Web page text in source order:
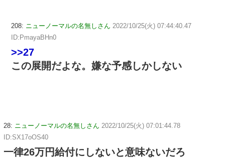
208: ニューノーマルの名無しさん 2022/10/25(火) 07:44:40.47
ID:PmayaBHn0
>>27
この展開だよな。嫌な予感しかしない
28: ニューノーマルの名無しさん 2022/10/25(火) 07:01:44.78
ID:SX17oOS40
一律26万円給付にしないと意味ないだろ